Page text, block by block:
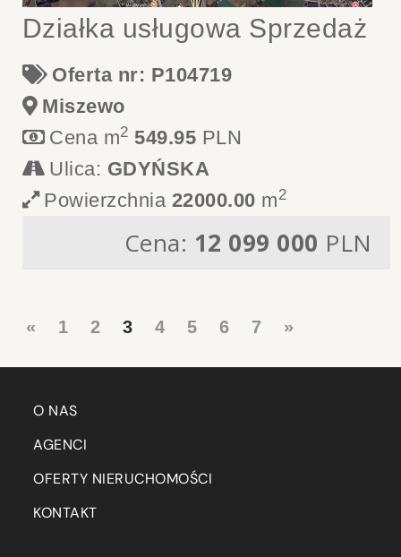
Działka usługowa Sprzedaż
Oferta nr: P104719
Miszewo
Cena m2 549.95 PLN
Ulica: GDYŃSKA
Powierzchnia 22000.00 m2
Cena: 12 099 000 PLN
« 1 2 3 4 5 6 7 »
O NAS
AGENCI
OFERTY NIERUCHOMOŚCI
KONTAKT